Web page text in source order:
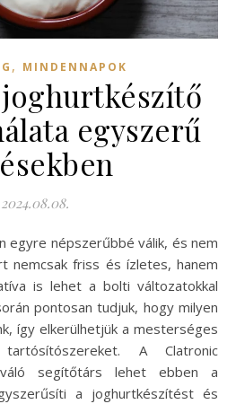
, MINDENNAPOK
egyszerű
2024.08.08.
nemcsak friss és ízletes, hanem
is lehet a bolti változatokkal
pontosan tudjuk, hogy milyen
így elkerülhetjük a mesterséges
A Clatronic
segítőtárs lehet ebben a
a joghurtkészítést és